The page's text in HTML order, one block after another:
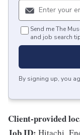
Send me The
and job search
By signing up, you
Client-provided